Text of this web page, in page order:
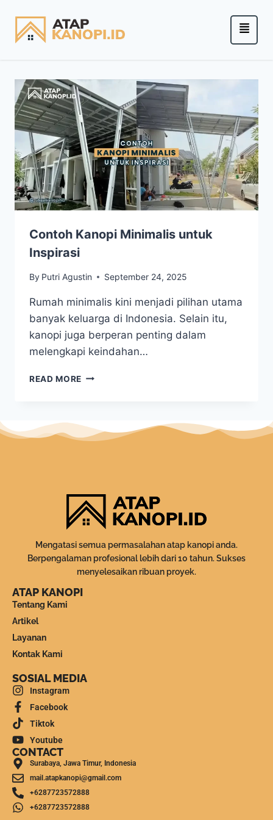
Contoh Kanopi Minimalis untuk
Inspirasi
By Putri Agustin September 24, 2025
Rumah minimalis kini menjadi pilihan utama
banyak keluarga di Indonesia. Selain itu,
kanopi juga berperan penting dalam
melengkapi keindahan…
READ MORE
Mengatasi semua permasalahan atap kanopi anda.
Berpengalaman profesional lebih dari 10 tahun. Sukses
menyelesaikan ribuan proyek.
ATAP KANOPI
Tentang Kami
Artikel
Layanan
Kontak Kami
SOSIAL MEDIA
Instagram
Facebook
Tiktok
Youtube
CONTACT
Surabaya, Jawa Timur, Indonesia
mail.atapkanopi@gmail.com
+6287723572888
+6287723572888